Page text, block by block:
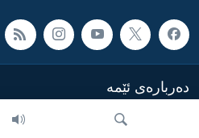
ده‌رباره‌ی ئێمه‌